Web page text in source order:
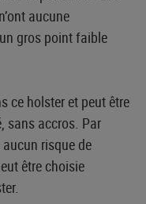
aucune
gros point faible
ce holster et peut être
sans accros. Par
aucun risque de
être choisie